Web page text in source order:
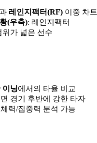
레인지팩터(RF) 이중 차트
(우축): 레인지팩터
가 넓은 선수
이닝에서의 타율 비교
경기 후반에 강한 타자
력/집중력 분석 가능